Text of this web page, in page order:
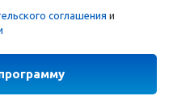
соглашения и